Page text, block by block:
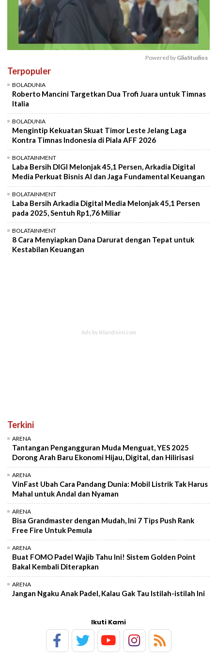
Powered by GliaStudios
Terpopuler
BOLADUNIA
Roberto Mancini Targetkan Dua Trofi Juara untuk Timnas
Italia
BOLADUNIA
Mengintip Kekuatan Skuat Timor Leste Jelang Laga
Kontra Timnas Indonesia di Piala AFF 2026
BOLATAINMENT
Laba Bersih DIGI Melonjak 45,1 Persen, Arkadia Digital
Media Perkuat Bisnis AI dan Jaga Fundamental Keuangan
BOLATAINMENT
Laba Bersih Arkadia Digital Media Melonjak 45,1 Persen
pada 2025, Sentuh Rp1,76 Miliar
BOLATAINMENT
8 Cara Menyiapkan Dana Darurat dengan Tepat untuk
Kestabilan Keuangan
Terkini
ARENA
Tantangan Pengangguran Muda Menguat, YES 2025
Dorong Arah Baru Ekonomi Hijau, Digital, dan Hilirisasi
ARENA
VinFast Ubah Cara Pandang Dunia: Mobil Listrik Tak Harus
Mahal untuk Andal dan Nyaman
ARENA
Bisa Grandmaster dengan Mudah, Ini 7 Tips Push Rank
Free Fire Untuk Pemula
ARENA
Buat FOMO Padel Wajib Tahu Ini! Sistem Golden Point
Bakal Kembali Diterapkan
ARENA
Jangan Ngaku Anak Padel, Kalau Gak Tau Istilah-istilah Ini
Ikuti Kami